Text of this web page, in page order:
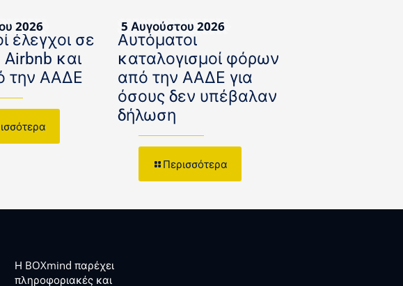
2026
έλεγχοι σε
Airbnb και
την ΑΑΔΕ
5 Αυγούστου 2026
Αυτόματοι
καταλογισμοί φόρων
από την ΑΑΔΕ για
όσους δεν υπέβαλαν
δήλωση
Περισσότερα
Η BOXmind παρέχει
πληροφοριακές και